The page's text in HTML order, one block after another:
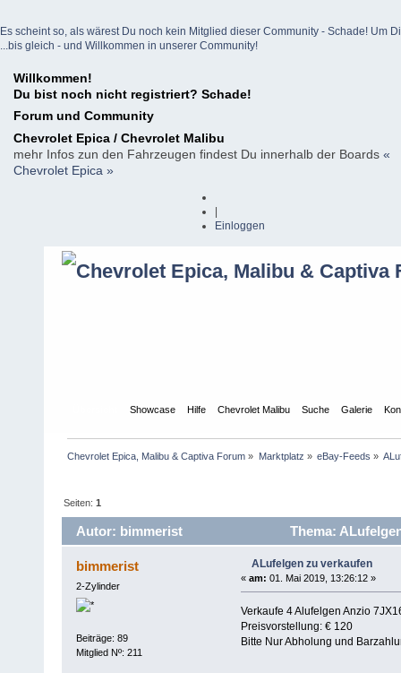
Es scheint so, als wärest Du noch kein Mitglied dieser Community - Schade! Um
...bis gleich - und Willkommen in unserer Community!
Willkommen!
Du bist noch nicht registriert? Schade!
Forum und Community
Chevrolet Epica / Chevrolet Malibu
mehr Infos zun den Fahrzeugen findest Du innerhalb der Boards «
Chevrolet Epica »
Einloggen
Showcase Hilfe Chevrolet Malibu Suche Galerie
Chevrolet Epica, Malibu & Captiva Forum » Marktplatz » eBay-Feeds »
Seiten:1
Autor: bimmerist Thema:
bimmerist
2-Zylinder
Beiträge: 89
Mitglied Nº: 211
ALufelgen zu verkaufen
« am: 01. Mai 2019, 13:26:12 »
Verkaufe 4 Alufelgen Anzio
Preisvorstellung: € 120
Bitte Nur Abholung und